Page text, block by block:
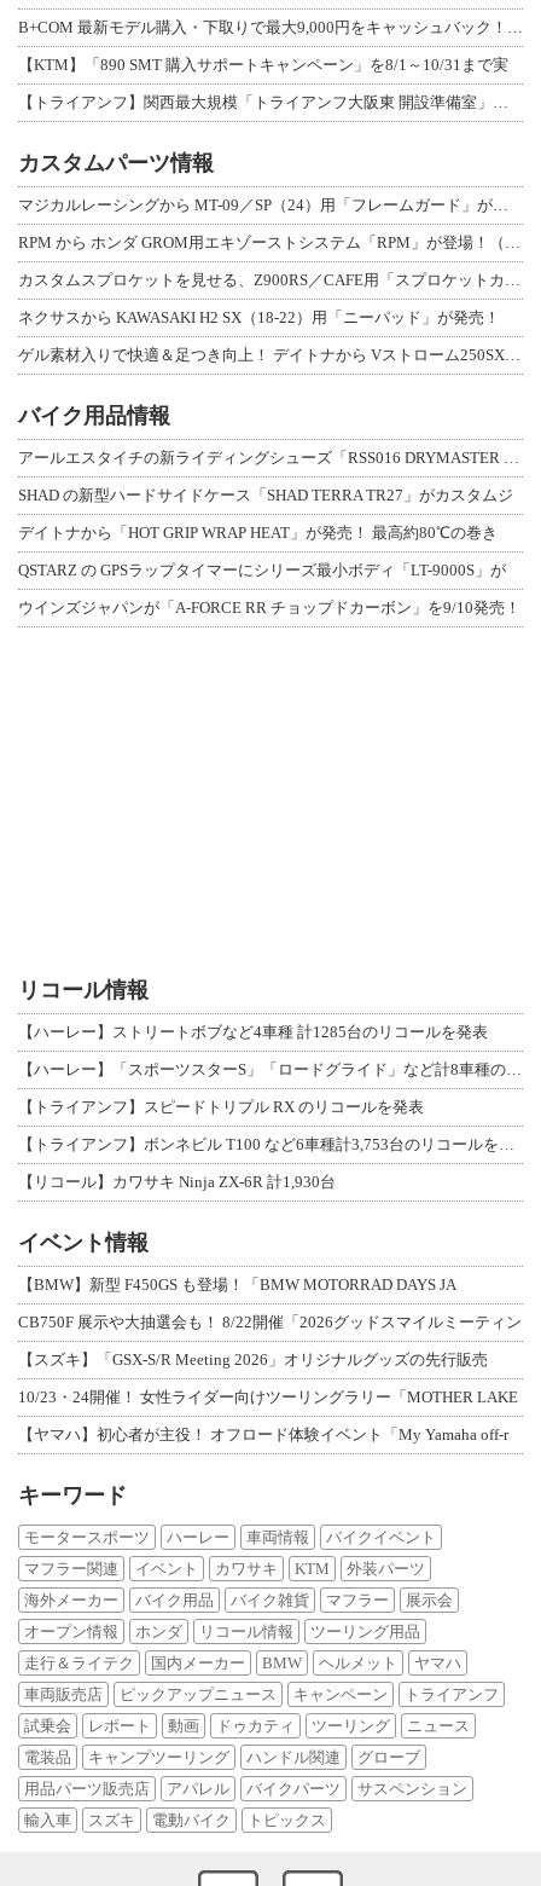
【KTM】「890 SMT 購入サポートキャンペーン」を8/1～10/31まで実
カスタムパーツ情報
ネクサスから KAWASAKI H2 SX（18-22）用「ニーパッド」が発売！
バイク用品情報
SHAD の新型ハードサイドケース「SHAD TERRA TR27」がカスタムジ
デイトナから「HOT GRIP WRAP HEAT」が発売！ 最高約80℃の巻き
QSTARZ の GPSラップタイマーにシリーズ最小ボディ「LT-9000S」が
ウインズジャパンが「A-FORCE RR チョップドカーボン」を9/10発売！
リコール情報
【ハーレー】ストリートボブなど4車種 計1285台のリコールを発表
【トライアンフ】スピードトリプル RX のリコールを発表
【リコール】カワサキ Ninja ZX-6R 計1,930台
イベント情報
【BMW】新型 F450GS も登場！「BMW MOTORRAD DAYS JA
CB750F 展示や大抽選会も！ 8/22開催「2026グッドスマイルミーティン
【スズキ】「GSX-S/R Meeting 2026」オリジナルグッズの先行販売
10/23・24開催！ 女性ライダー向けツーリングラリー「MOTHER LAKE
【ヤマハ】初心者が主役！ オフロード体験イベント「My Yamaha off-r
キーワード
モータースポーツ ハーレー 車両情報
バイクイベント
マフラー関連
イベント カワサキ KTM
外装パーツ
海外メーカー
バイク用品 バイク雑貨 マフラー
展示会
オープン情報
ホンダ リコール情報
ツーリング用品
走行＆ライテク
国内メーカー BMW ヘルメット
ヤマハ
車両販売店
ピックアップニュース キャンペーン
トライアンフ
試乗会
レポート 動画 ドゥカティ ツーリング
ニュース
電装品
キャンプツーリング ハンドル関連
グローブ
用品パーツ販売店
アパレル バイクパーツ
サスペンション
輸入車
スズキ 電動バイク トピックス